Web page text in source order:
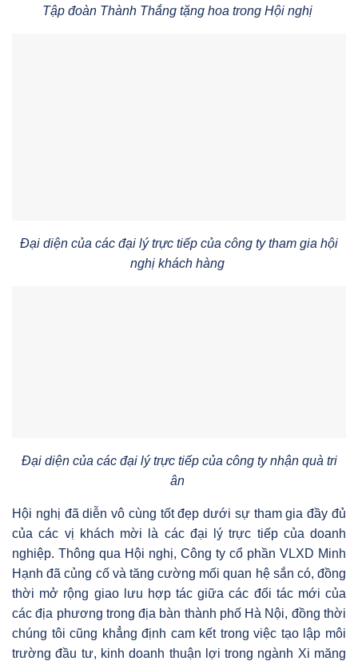
Tập đoàn Thành Thắng tặng hoa trong Hội nghị
Đại diện của các đại lý trực tiếp của công ty tham gia hội
nghị khách hàng
Đại diện của các đại lý trực tiếp của công ty nhận quà tri
ân
Hội nghị đã diễn vô cùng tốt đẹp dưới sự tham gia đầy đủ
của các vị khách mời là các đại lý trực tiếp của doanh
nghiệp. Thông qua Hội nghị, Công ty cổ phần VLXD Minh
Hạnh đã củng cố và tăng cường mối quan hệ sắn có, đồng
thời mở rộng giao lưu hợp tác giữa các đối tác mới của
các địa phương trong địa bàn thành phố Hà Nội, đồng thời
chúng tôi cũng khẳng định cam kết trong việc tạo lập môi
trường đầu tư, kinh doanh thuận lợi trong ngành Xi măng